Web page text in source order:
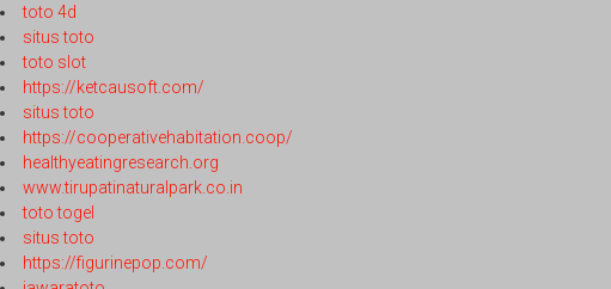
toto 4d
situs toto
toto slot
https://ketcausoft.com/
situs toto
https://cooperativehabitation.coop/
healthyeatingresearch.org
www.tirupatinaturalpark.co.in
toto togel
situs toto
https://figurinepop.com/